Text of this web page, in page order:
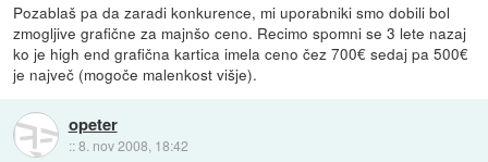
Pozablaš pa da zaradi konkurence, mi uporabniki smo dobili bol
zmogljive grafične za majnšo ceno. Recimo spomni se 3 lete nazaj
ko je high end grafična kartica imela ceno čez 700€ sedaj pa 500€
je največ (mogoče malenkost višje).
opeter
::8. nov 2008, 18:42